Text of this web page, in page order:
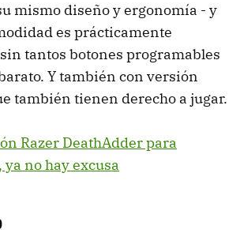
mismo diseño y ergonomía - y
es prácticamente
tantos botones programables
Y también con versión
también tienen derecho a jugar.
Razer DeathAdder para
no hay excusa